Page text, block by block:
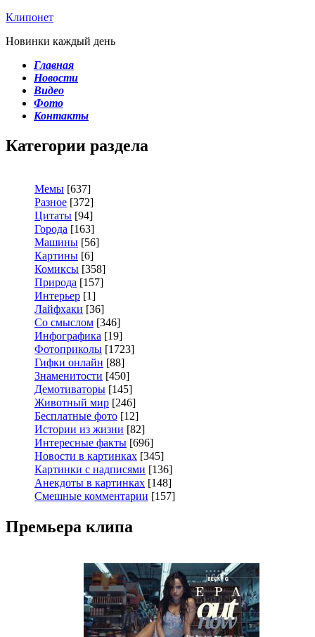
Клипонет
Новинки каждый день
Главная
Новости
Видео
Фото
Контакты
Категории раздела
Мемы [637]
Разное [372]
Цитаты [94]
Города [163]
Машины [56]
Картины [6]
Комиксы [358]
Природа [157]
Интерьер [1]
Лайфхаки [36]
Со смыслом [346]
Инфографика [19]
Фотоприколы [1723]
Гифки онлайн [88]
Знаменитости [450]
Демотиваторы [145]
Животный мир [246]
Бесплатные фото [12]
Истории из жизни [82]
Интересные факты [696]
Новости в картинках [345]
Картинки с надписями [136]
Анекдоты в картинках [148]
Смешные комментарии [157]
Премьера клипа